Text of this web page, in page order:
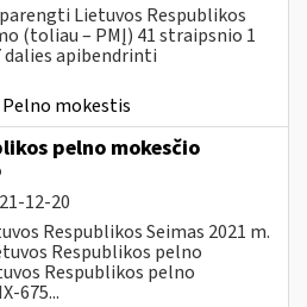
Lietuvos Respublikos
(toliau – PMĮ) 41 straipsnio 1
dalies apibendrinti
Pelno mokestis
pelno mokesčio
12-20
Respublikos Seimas 2021 m.
Respublikos pelno
Respublikos pelno
675...